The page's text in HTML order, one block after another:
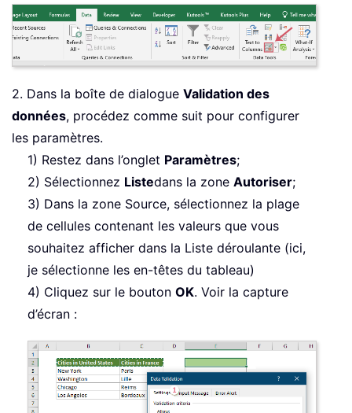
2. Dans la boîte de dialogue Validation des
données, procédez comme suit pour configurer
les paramètres.
1) Restez dans l’onglet Paramètres;
2) Sélectionnez Listedans la zone Autoriser;
3) Dans la zone Source, sélectionnez la plage
de cellules contenant les valeurs que vous
souhaitez afficher dans la Liste déroulante (ici,
je sélectionne les en-têtes du tableau)
4) Cliquez sur le bouton OK. Voir la capture
d’écran :